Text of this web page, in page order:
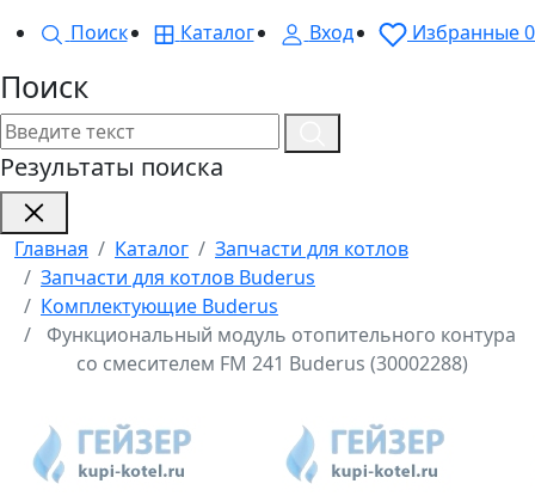
Поиск
Каталог Вход Избранные0
Поиск
Результаты поиска
Главная Каталог
Запчасти для котлов
Запчасти для котлов Buderus
Комплектующие Buderus
Функциональный модуль отопительного контура
со смесителем FM 241 Buderus (30002288)